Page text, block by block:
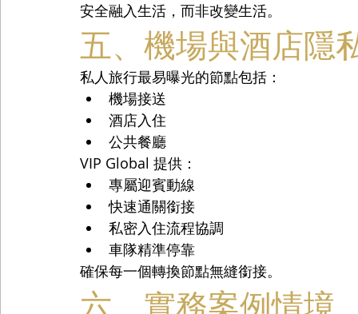
安全融入生活，而非改變生活。
五、機場與酒店隱
私人旅行最易曝光的節點包括：
機場接送
酒店入住
公共餐廳
VIP Global 提供：
專屬迎賓動線
快速通關銜接
私密入住流程協調
車隊精準停靠
確保每一個轉換節點無縫銜接。
六、實務案例情境